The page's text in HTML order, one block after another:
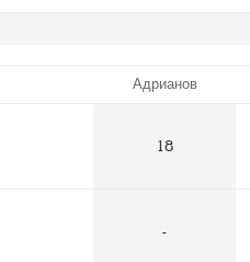
Адрианов
18
-